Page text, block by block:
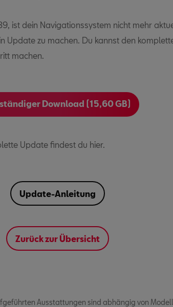
ist dein Navigationssystem nicht mehr
Update zu machen. Du kannst den
machen.
Download (15,60 GB)
Update findest du hier.
Update-Anleitung
Zurück zur Übersicht
Ausstattungen sind abhängig von